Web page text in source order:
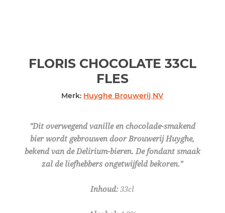
FLORIS CHOCOLATE 33CL
FLES
Merk: Huyghe Brouwerij NV
"Dit overwegend vanille en chocolade-smakend
bier wordt gebrouwen door Brouwerij Huyghe,
bekend van de Delirium-bieren. De fondant smaak
zal de liefhebbers ongetwijfeld bekoren."
Inhoud:33cl